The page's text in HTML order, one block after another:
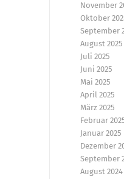
November
Oktober
September
August 2025
Juli 2025
Juni 2025
Mai 2025
April 2025
März 2025
Februar
Januar 2025
Dezember
September
August 2024